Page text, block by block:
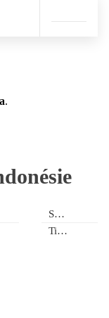
.
Sumatra
Timor